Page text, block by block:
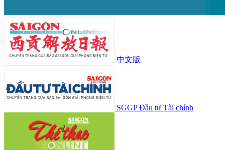
中文版
SGGP Đầu tư Tài chính